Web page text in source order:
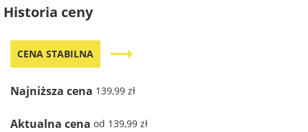
Historia ceny
CENA STABILNA trending_flat
Najniższa cena 139,99 zł
Aktualna cena od 139,99 zł